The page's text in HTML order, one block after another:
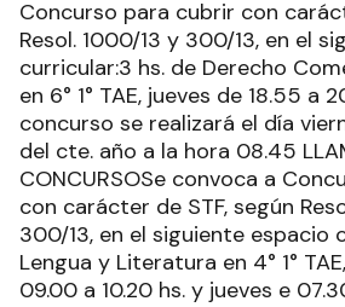
Concurso para cubrir con
Resol. 1000/13 y 300/13, en el
curricular:3 hs. de Derecho
en 6° 1° TAE, jueves de 18.55 a
concurso se realizará el día
del cte. año a la hora 08.45
CONCURSOSe convoca a
con carácter de STF, según
300/13, en el siguiente espacio
Lengua y Literatura en 4° 1°
09.00 a 10.20 hs. y jueves e